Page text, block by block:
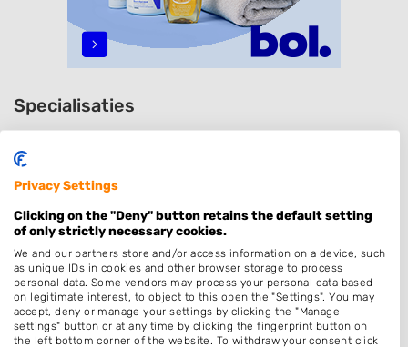
Specialisaties
Thuiskapper
Kleuren
Bruidskapsel
Permanenten
Keratine behandeling
Privacy Settings
Clicking on the "Deny" button retains the default setting
of only strictly necessary cookies.
We and our partners store and/or access information on a device, such
as unique IDs in cookies and other browser storage to process
personal data. Some vendors may process your personal data based
on legitimate interest, to object to this open the "Settings". You may
accept, deny or manage your settings by clicking the "Manage
settings" button or at any time by clicking the fingerprint button on
the left bottom corner of the website. To withdraw your consent click